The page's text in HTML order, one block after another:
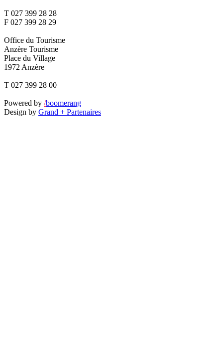
T 027 399 28 28
F 027 399 28 29
Office du Tourisme
Anzère Tourisme
Place du Village
1972 Anzère
T 027 399 28 00
Powered by /boomerang
Design by Grand + Partenaires